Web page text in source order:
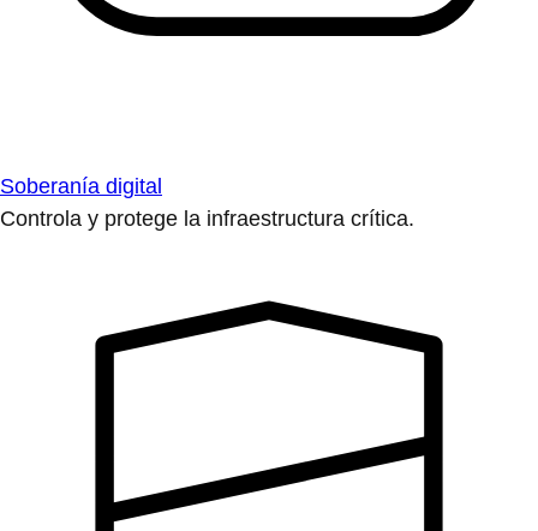
Soberanía digital
Controla y protege la infraestructura crítica.